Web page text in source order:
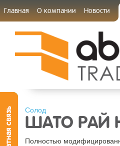
Главная О компании Новости
Солод
ШАТО РАЙ
Полностью